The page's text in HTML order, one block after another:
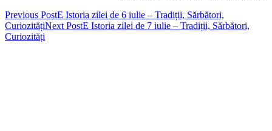
Post
navigation
Previous PostE Istoria zilei de 6 iulie – Tradiții, Sărbători,
CuriozitățiNext PostE Istoria zilei de 7 iulie – Tradiții, Sărbători,
Curiozități